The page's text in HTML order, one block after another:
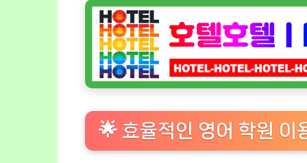
🌟 효율적인 영어 학원 이